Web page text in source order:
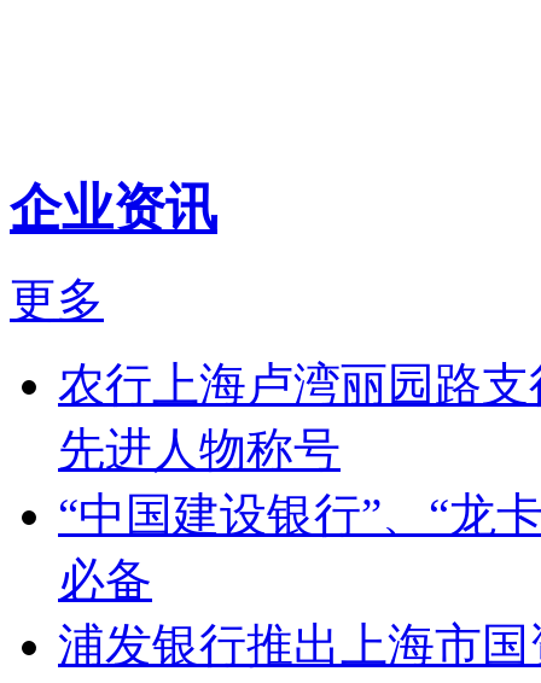
企业资讯
更多
农行上海卢湾丽园路
先进人物称号
“中国建设银行”、“龙
必备
浦发银行推出上海市